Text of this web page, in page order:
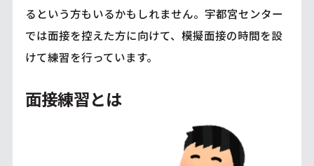
るという方もいるかもしれません。宇都宮センター
では面接を控えた方に向けて、模擬面接の時間を設
けて練習を行っています。
面接練習とは